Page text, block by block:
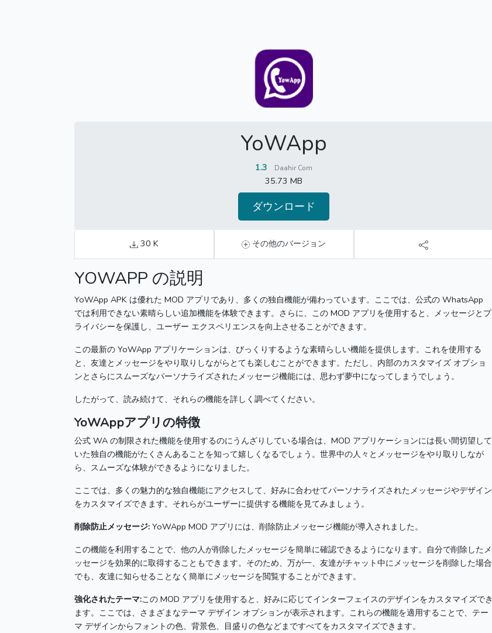
YoWApp
1.3 Daahir Com
35.73 MB
ダウンロード
30 K その他のバージョン
YOWAPP の説明
YoWApp APK は優れた MOD アプリであり、多くの独自機能が備わっています。 ここでは、公式の WhatsApp
では利用できない素晴らしい追加機能を体験できます。 さらに、この MOD アプリを使用すると、メッセージとプ
ライバシーを保護し、ユーザー エクスペリエンスを向上させることができます。
この最新の YoWApp アプリケーションは、びっくりするような素晴らしい機能を提供します。 これを使用する
と、友達とメッセージをやり取りしながらとても楽しむことができます。 ただし、内部のカスタマイズ オプショ
ンとさらにスムーズなパーソナライズされたメッセージ機能には、思わず夢中になってしまうでしょう。
したがって、読み続けて、それらの機能を詳しく調べてください。
YoWAppアプリの特徴
公式 WA の制限された機能を使用するのにうんざりしている場合は、MOD アプリケーションには長い間切望して
いた独自の機能がたくさんあることを知って嬉しくなるでしょう。 世界中の人々とメッセージをやり取りしなが
ら、スムーズな体験ができるようになりました。
ここでは、多くの魅力的な独自機能にアクセスして、好みに合わせてパーソナライズされたメッセージやデザイン
をカスタマイズできます。 それらがユーザーに提供する機能を見てみましょう。
削除防止メッセージ: YoWApp MOD アプリには、削除防止メッセージ機能が導入されました。
この機能を利用することで、他の人が削除したメッセージを簡単に確認できるようになります。 自分で削除したメ
ッセージを効果的に取得することもできます。 そのため、万が一、友達がチャット中にメッセージを削除した場合
でも、友達に知らせることなく簡単にメッセージを閲覧することができます。
強化されたテーマ:この MOD アプリを使用すると、好みに応じてインターフェイスのデザインをカスタマイズでき
ます。 ここでは、さまざまなテーマ デザイン オプションが表示されます。これらの機能を適用することで、テー
マ デザインからフォントの色、背景色、目盛りの色などまですべてをカスタマイズできます。